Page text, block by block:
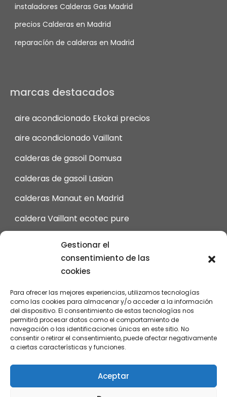
Gestionar el
consentimiento de las
cookies
Para ofrecer las mejores experiencias, utilizamos tecnologías
como las cookies para almacenar y/o acceder a la información
del dispositivo. El consentimiento de estas tecnologías nos
permitirá procesar datos como el comportamiento de
navegación o las identificaciones únicas en este sitio. No
consentir o retirar el consentimiento, puede afectar negativamente
a ciertas características y funciones.
Aceptar
instaladores Calderas Gas Madrid
precios Calderas en Madrid
reparacíón de calderas en Madrid
marcas destacados
aire acondicionado Ekokai precios
aire acondicionado Vaillant
calderas de gasoil Domusa
calderas de gasoil Lasian
calderas Manaut en Madrid
caldera Vaillant ecotec pure
calderas Viessmann en Madrid
intergas Calderas en Madrid
revisión calderas Vaillant en Madrid